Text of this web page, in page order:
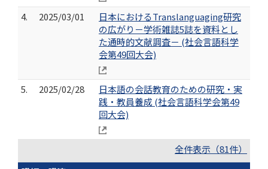
4. 2025/03/01
日本におけるTranslanguaging研究
の広がり－学術雑誌5誌を資料とし
た通時的文献調査－ (社会言語科学
会第49回大会)
5. 2025/02/28
日本語の会話教育のための研究・実
践・教員養成 (社会言語科学会第49
回大会)
全件表示（81件）